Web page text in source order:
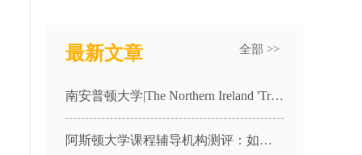
最新文章 全部 >>
南安普顿大学|The Northern Ireland 'Troubles' 1964-2206|HIST1083课程辅导
阿斯顿大学课程辅导机构测评：如何拿下“三重认证商学院”的高强度学业？